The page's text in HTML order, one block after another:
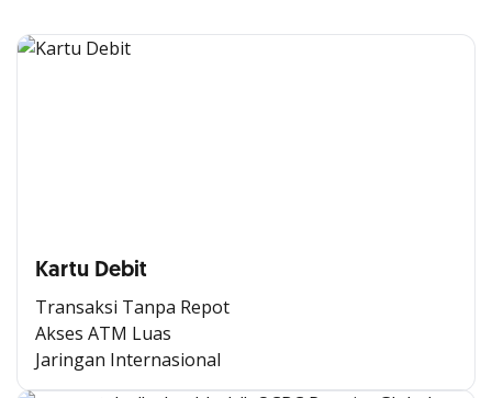
Kartu Debit
Transaksi Tanpa Repot
Akses ATM Luas
Jaringan Internasional